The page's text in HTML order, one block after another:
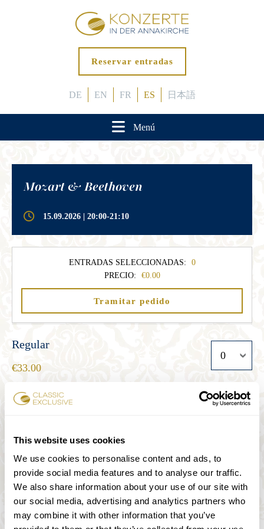
This website uses cookies
We use cookies to personalise content and ads, to
provide social media features and to analyse our traffic.
We also share information about your use of our site with
our social media, advertising and analytics partners who
may combine it with other information that you’ve
Reservar entradas
DE EN FR ES 日本語
Menú
Mozart & Beethoven
15.09.2026 | 20:00-21:10
ENTRADAS SELECCIONADAS:
0
PRECIO:
0.00
Tramitar pedido
Regular
33.00
Senior
27.00